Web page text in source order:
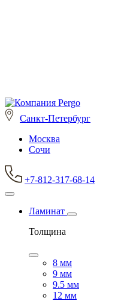
Санкт-Петербург
Москва
Сочи
+7-812-317-68-14
Ламинат
Толщина
8 мм
9 мм
9.5 мм
12 мм